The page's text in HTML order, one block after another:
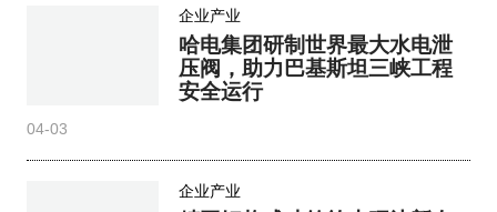
企业产业
哈电集团研制世界最大水电泄
压阀，助力巴基斯坦三峡工程
安全运行
04-03
企业产业